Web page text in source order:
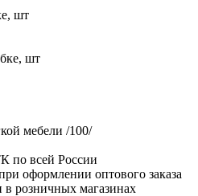
шт
шт
мебели /100/
по всей России
оформлении оптового заказа
в розничных магазинах